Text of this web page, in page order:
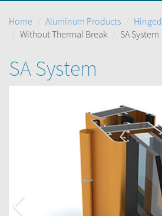
Home Aluminum Products
Hinged
Without Thermal Break
SA System
SA System